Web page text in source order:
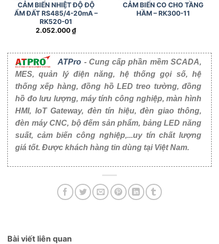
CẢM BIẾN NHIỆT ĐỘ ĐỘ
ẨM ĐẤT RS485/4-20mA –
RK520-01
2.052.000₫
CẢM BIẾN CO CHO TẦNG
HẦM – RK300-11
ATPro - Cung cấp phần mềm SCADA,
MES, quản lý điện năng, hệ thống gọi số, hệ
thống xếp hàng, đồng hồ LED treo tường, đồng
hồ đo lưu lượng, máy tính công nghiệp, màn hình
HMI, IoT Gateway, đèn tín hiệu, đèn giao thông,
đèn máy CNC, bộ đếm sản phẩm, bảng LED năng
suất, cảm biến công nghiệp,...uy tín chất lượng
giá tốt. Được khách hàng tin dùng tại Việt Nam.
Bài viết liên quan